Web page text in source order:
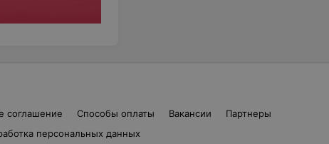
соглашение Способы оплаты Вакансии
Партнеры
персональных данных